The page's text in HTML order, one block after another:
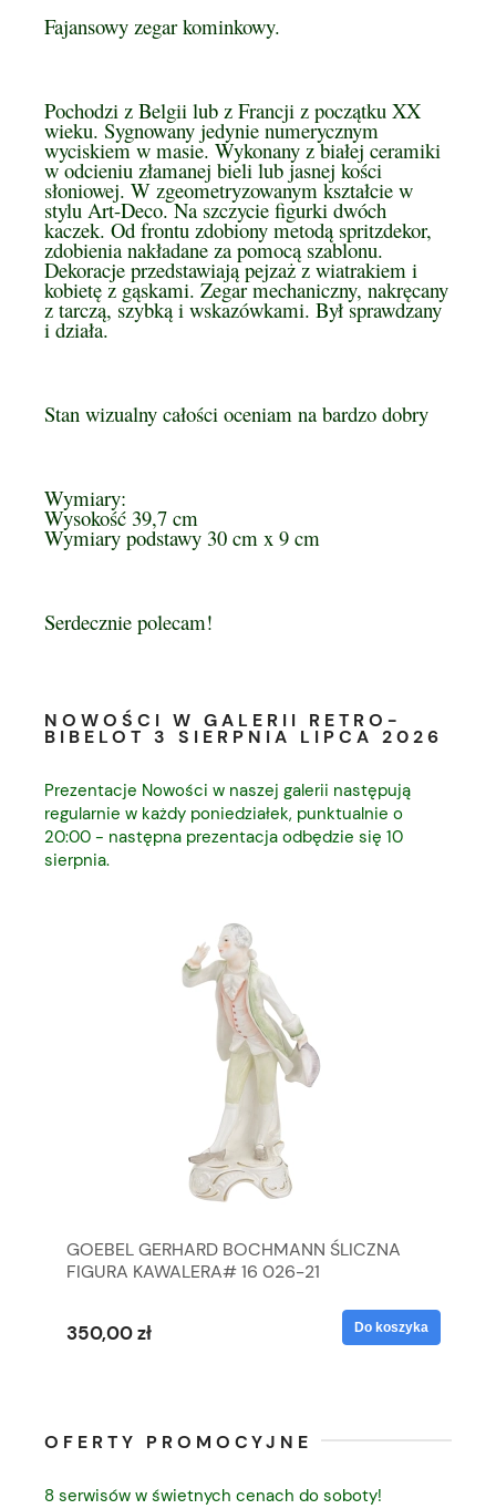
Fajansowy zegar kominkowy.
Pochodzi z Belgii lub z Francji z początku XX
wieku. Sygnowany jedynie numerycznym
wyciskiem w masie. Wykonany z białej ceramiki
w odcieniu złamanej bieli lub jasnej kości
słoniowej. W zgeometryzowanym kształcie w
stylu Art-Deco. Na szczycie figurki dwóch
kaczek. Od frontu zdobiony metodą spritzdekor,
zdobienia nakładane za pomocą szablonu.
Dekoracje przedstawiają pejzaż z wiatrakiem i
kobietę z gąskami. Zegar mechaniczny, nakręcany
z tarczą, szybką i wskazówkami. Był sprawdzany
i działa.
Stan wizualny całości oceniam na bardzo dobry
Wymiary:
Wysokość 39,7 cm
Wymiary podstawy 30 cm x 9 cm
Serdecznie polecam!
NOWOŚCI W GALERII RETRO-
BIBELOT 3 SIERPNIA LIPCA 2026
Prezentacje Nowości w naszej galerii następują
regularnie w każdy poniedziałek, punktualnie o
20:00 - następna prezentacja odbędzie się 10
sierpnia.
GOEBEL GERHARD BOCHMANN ŚLICZNA
FIGURA KAWALERA# 16 026-21
350,00 zł Do koszyka
OFERTY PROMOCYJNE
8 serwisów w świetnych cenach do soboty!